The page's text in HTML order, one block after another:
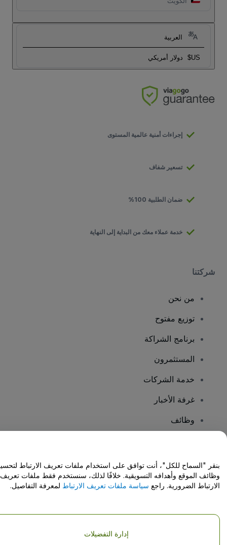
العربية
US$ دولار أمريكي
إجراءات أمنية عالمية المستوى
تسعير شفاف
ضمان الطلبية 100%
خدمة عملاء معك من البداية إلى النهاية
شركتنا
من نحن
توزيع مفتوح
برنامج الشراكة
المستثمرون
خدمة الشركات
غرفة الأخبار
وظائف
مركز المساعدة / اتصل بنا
حقوق النشر © شركة فياجوجو المحدودة 2026
تفاصيل الشركة
بنقر "السماح للكل"، أنت توافق على استخدام ملفات تعريف الارتباط
وظائف الموقع وأهدافه التسويقية. خلافًا لذلك، سنستخدم فقط ملفات تعريف
الارتباط الضرورية. راجع سياسة ملفات تعريف الارتباط لمعرفة التفاصيل.
إدارة التفضيلات